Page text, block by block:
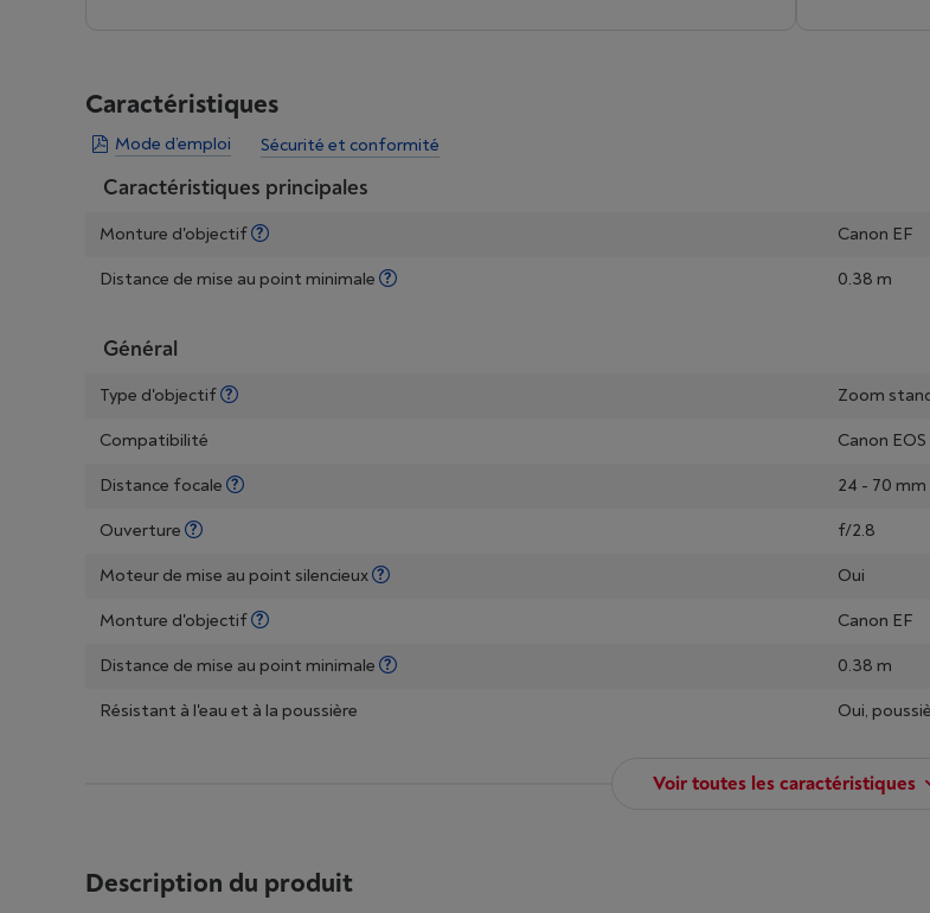
Caractéristiques
Mode d’emploi Sécurité et conformité
Caractéristiques principales
Monture d'objectif
Canon EF
Distance de mise au point minimale
0.38 m
Général
Type d'objectif
Zoom
Compatibilité
Canon
Distance focale
24 - 70 mm
Ouverture
f/2.8
Moteur de mise au point silencieux
Oui
Monture d'objectif
Canon EF
Distance de mise au point minimale
0.38 m
Résistant à l'eau et à la poussière
Oui,
Voir toutes les caractéristiques
Description du produit